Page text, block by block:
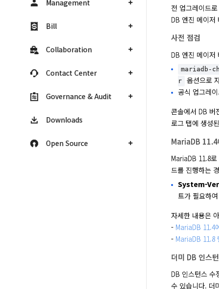
Management
Bill
Collaboration
Contact Center
Governance & Audit
Downloads
Open Source
전 업그레이드
DB 엔진 메이저
사전 점검
DB 엔진 메이저
mariadb-
r
옵션으로
공식 업그레
콘솔에서 DB
로그 탭에 생성
MariaDB 11.4
MariaDB 11.8
드를 진행하는
System-
트가 필요하
자세한 내용은
- MariaDB 11.4
- MariaDB 11.8
더미 DB 인스
DB 인스턴스 수
수 있습니다. 더